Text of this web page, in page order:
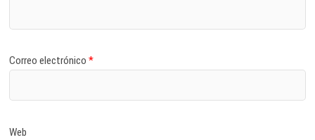
Correo electrónico*
Web